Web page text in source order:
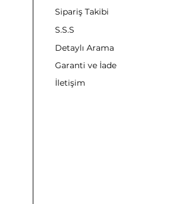
Sipariş Takibi
S.S.S
Detaylı Arama
Garanti ve İade
İletişim